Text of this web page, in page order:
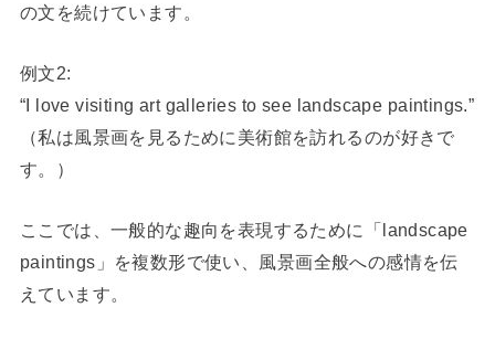
の文を続けています。
例文2:
“I love visiting art galleries to see landscape paintings.”
（私は風景画を見るために美術館を訪れるのが好きで
す。）
ここでは、一般的な趣向を表現するために「landscape
paintings」を複数形で使い、風景画全般への感情を伝
えています。